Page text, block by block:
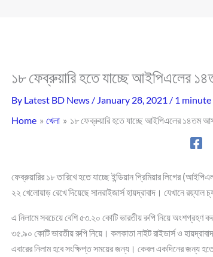
১৮ ফেব্রুয়ারি হতে যাচ্ছে আইপিএলের
By Latest BD News / January 28, 2021 / 1
Home
খেলা ১৮ ফেব্রুয়ারি হতে যাচ্ছে আইপিএলের ১৪তম
ফেব্রুয়ারির ১৮ তারিখে হতে যাচ্ছে ইন্ডিয়ান প্রিমিয়ার লিগের
২২ খেলোয়াড় রেখে দিয়েছে সানরাইজার্স হায়দ্রাবাদ। যেখানে
এ নিলামে সবচেয়ে বেশি ৫৩.২০ কোটি ভারতীয় রুপি নিয়ে অংশগ্রহণ
৩৫.৯০ কোটি ভারতীয় রুপি নিয়ে। কলকাতা নাইট রাইডার্স ও
এবারের নিলাম হবে সংক্ষিপ্ত সময়ের জন্য। কেবল একদিনের জন্য